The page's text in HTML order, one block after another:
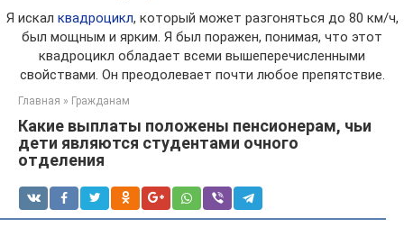
Я искал квадроцикл, который может разгоняться до 80 км/ч,
был мощным и ярким. Я был поражен, понимая, что этот
квадроцикл обладает всеми вышеперечисленными
свойствами. Он преодолевает почти любое препятствие.
Главная » Гражданам
Какие выплаты положены пенсионерам, чьи
дети являются студентами очного
отделения